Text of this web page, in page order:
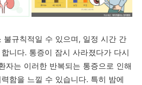
불규칙적일 수 있으며, 일정 시간 간
니다. 통증이 잠시 사라졌다가 다시
자는 이러한 반복되는 통증으로 인해
함을 느낄 수 있습니다. 특히 밤에